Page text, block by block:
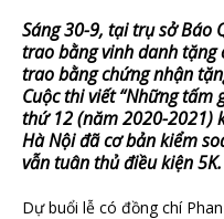
Sáng 30-9, tại trụ sở Báo
trao bằng vinh danh tặng
trao bằng chứng nhận
Cuộc thi viết “Những tấm
thứ 12 (năm 2020-2021)
Hà Nội đã cơ bản kiểm
vẫn tuân thủ điều kiện 5K.
Dự buổi lễ có đồng chí